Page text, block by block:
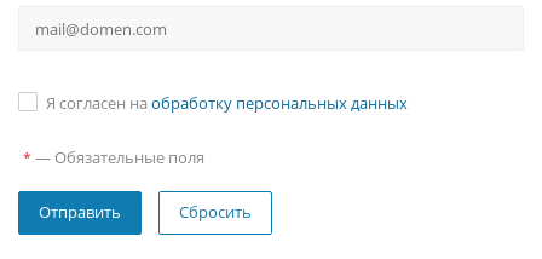
Я согласен на обработку персональных данных
* — Обязательные поля
Сбросить